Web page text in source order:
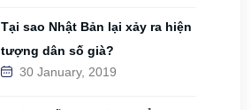
Tại sao Nhật Bản lại xảy ra hiện
tượng dân số già?
30 January, 2019